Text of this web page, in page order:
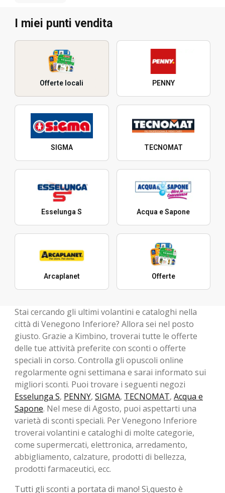
I miei punti vendita
Offerte locali PENNY
SIGMA TECNOMAT
Esselunga S Acqua e Sapone
Arcaplanet Offerte
Stai cercando gli ultimi volantini e cataloghi nella
città di Venegono Inferiore? Allora sei nel posto
giusto. Grazie a Kimbino, troverai tutte le offerte
delle tue attività preferite con sconti o offerte
speciali in corso. Controlla gli opuscoli online
regolarmente ogni settimana e sarai informato sui
migliori sconti. Puoi trovare i seguenti negozi
Esselunga S, PENNY, SIGMA, TECNOMAT, Acqua e
Sapone. Nel mese di Agosto, ​​puoi aspettarti una
varietà di sconti speciali. Per Venegono Inferiore
troverai volantini e cataloghi di molte categorie,
come supermercati, elettronica, arredamento,
abbigliamento, calzature, prodotti di bellezza,
prodotti farmaceutici, ecc.
Tutti gli sconti a portata di mano! Sì,questo è